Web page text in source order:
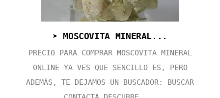
➤ MOSCOVITA MINERAL...
PRECIO PARA COMPRAR MOSCOVITA MINERAL
ONLINE YA VES QUE SENCILLO ES, PERO
ADEMÁS, TE DEJAMOS UN BUSCADOR: BUSCAR